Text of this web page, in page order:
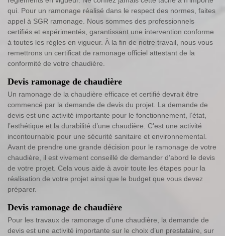
qui. Pour un ramonage réalisé dans le respect des normes, faites
appel à SGR ramonage. Nous sommes des professionnels
certifiés et expérimentés, garantissant une intervention conforme
à toutes les règles en vigueur. À la fin de notre travail, nous vous
remettrons un certificat de ramonage officiel attestant de la
conformité de votre chaudière.
Devis ramonage de chaudière
Un ramonage de la chaudière efficace et certifié devrait être
commencé par la demande de devis du projet. La demande de
devis est une activité importante pour le fonctionnement, l’état,
l’esthétique et la durabilité d’une chaudière. C’est une activité
incontournable pour une sécurité sanitaire et environnemental.
Avant de prendre une grande décision pour le ramonage de votre
chaudière, il est vivement conseillé de demander d’abord le devis
de votre projet. Cela vous aide à avoir toute les étapes pour la
réalisation de votre projet ainsi que le budget que vous devez
préparer.
Devis ramonage de chaudière
Pour les travaux de ramonage d’une chaudière, la demande de
devis est une activité importante sur le choix d’un prestataire, sur